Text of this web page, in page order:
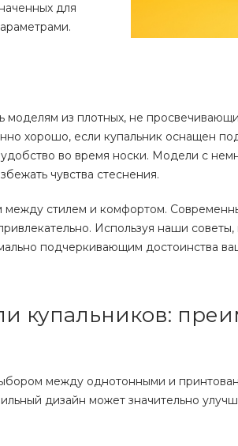
для
из плотных, не
хорошо, если купальник оснащен
во время носки. Модели с
чувства стеснения.
стилем и комфортом.
Используя наши
подчеркивающим достоинства
купальников:
между однотонными и
дизайн может значительно